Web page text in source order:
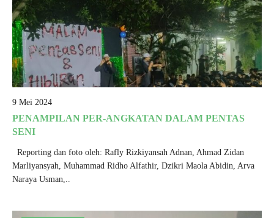
9 Mei 2024
PENAMPILAN PER-ANGKATAN DALAM PENTAS
SENI
Reporting dan foto oleh: Rafly Rizkiyansah Adnan, Ahmad Zidan
Marliyansyah, Muhammad Ridho Alfathir, Dzikri Maola Abidin, Arva
Naraya Usman,..